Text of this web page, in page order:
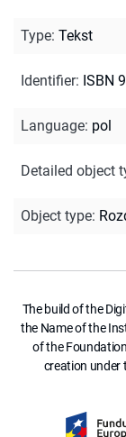
Type: Tekst
Identifier: ISBN
Language: pol
Detailed object
Object type:
The build of the
the Name of the
of the
creation under